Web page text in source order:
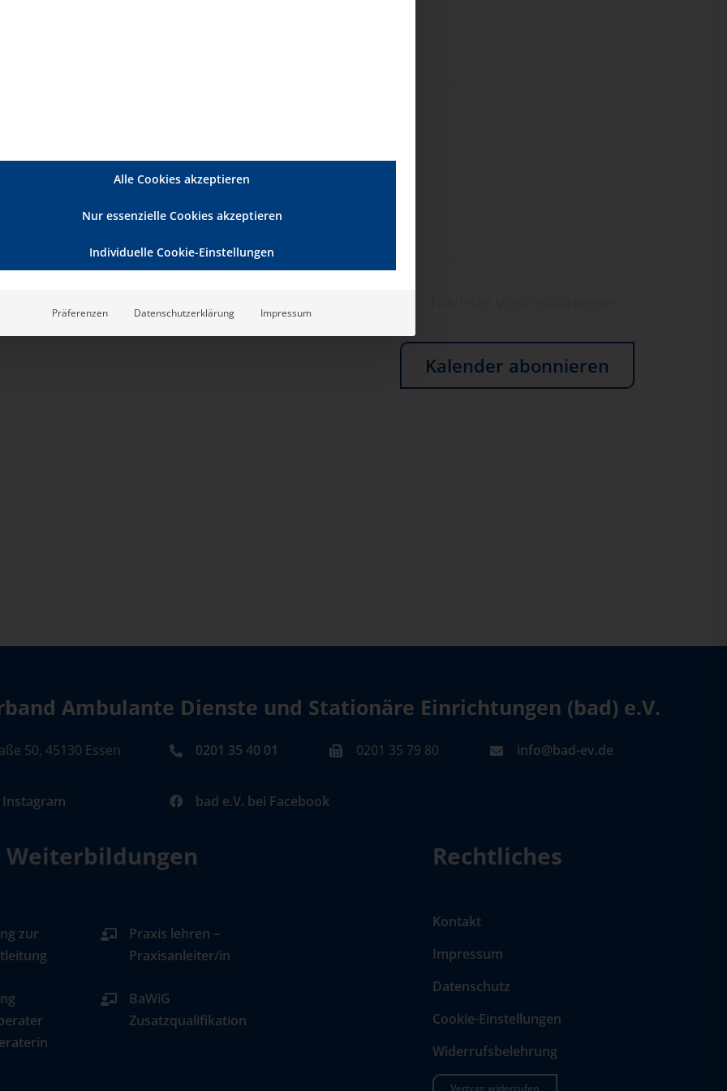
Kalender abonnieren
Ambulante Dienste und Stationäre Einrichtungen (bad) e.V.
50, 45130 Essen 0201 35 40 01 0201 35 79 80 info@bad-ev.de
Instagram bad e.V. bei Facebook
Weiterbildungen Rechtliches
zur
Praxis lehren –
Praxisanleiter/in
BaWiG
Zusatzqualifikation
Kontakt
Impressum
Datenschutz
Cookie-Einstellungen
Widerrufsbelehrung
Alle Cookies akzeptieren
Nur essenzielle Cookies akzeptieren
Individuelle Cookie-Einstellungen
Präferenzen Datenschutzerklärung Impressum